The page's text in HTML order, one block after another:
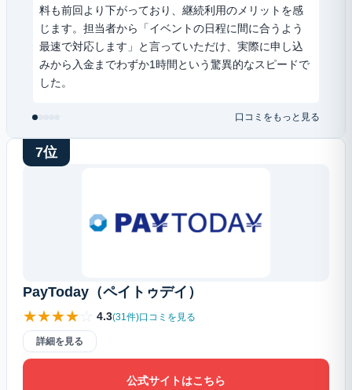
料も前回より下がっており、継続利用のメリットを感
じます。担当者から「イベントの日程に間に合うよう
最速で対応します」と言っていただけ、実際に申し込
みから入金までわずか1時間という驚異的なスピードで
した。
口コミをもっと見る
7位
PayToday（ペイトゥデイ）
★★★★☆ 4.3(31件)口コミを見る
詳細を見る
公式サイトはこちら